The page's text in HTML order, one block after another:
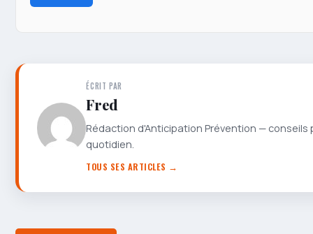
ÉCRIT PAR
Fred
Rédaction d'Anticipation Prévention —
quotidien.
TOUS SES ARTICLES →